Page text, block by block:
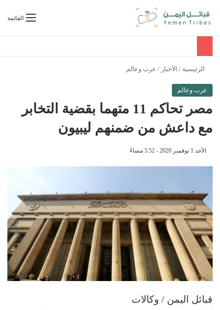
القائمةبحث عن
الرئيسية / الأخبار / عرب وعالم
عرب وعالم
مصر تحاكم 11 متهما بقضية التخابر
مع داعش من ضمنهم ليبيون
الأحد 1 نوفمبر 2020 - 5:52 مساءً
قبائل اليمن / وكالات